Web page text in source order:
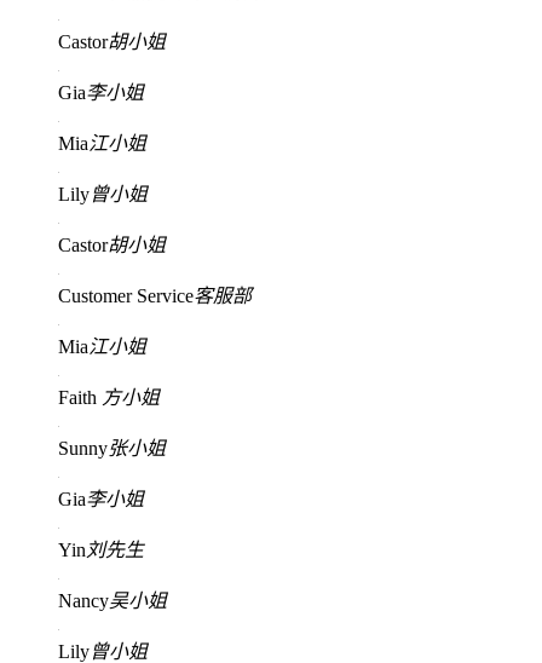
Castor胡小姐
Gia李小姐
Mia江小姐
Lily曾小姐
Castor胡小姐
Customer Service客服部
Mia江小姐
Faith 方小姐
Sunny张小姐
Gia李小姐
Yin 刘先生
Nancy吴小姐
Lily曾小姐